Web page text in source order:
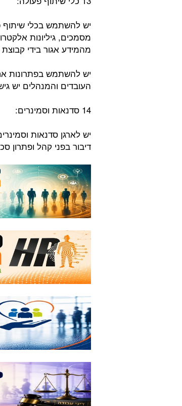
יש להשתמש בכלי שיתוף
מסמכים, גיליונות
מהמידע אגור בידי
יש להשתמש בפתרונות
העובדים והמנהלים יש
14 סדנאות וסמינרים:
יש לארגן סדנאות
דיבור בפני קהל ופתרון